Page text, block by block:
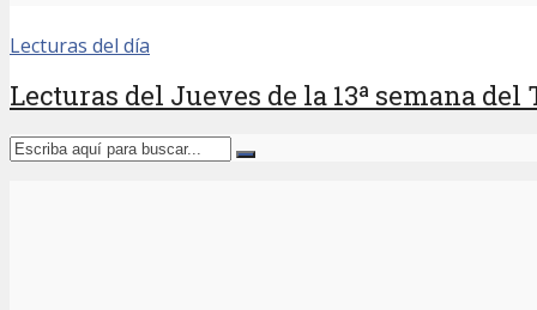
Lecturas del día
Lecturas del Jueves de la 13ª semana del